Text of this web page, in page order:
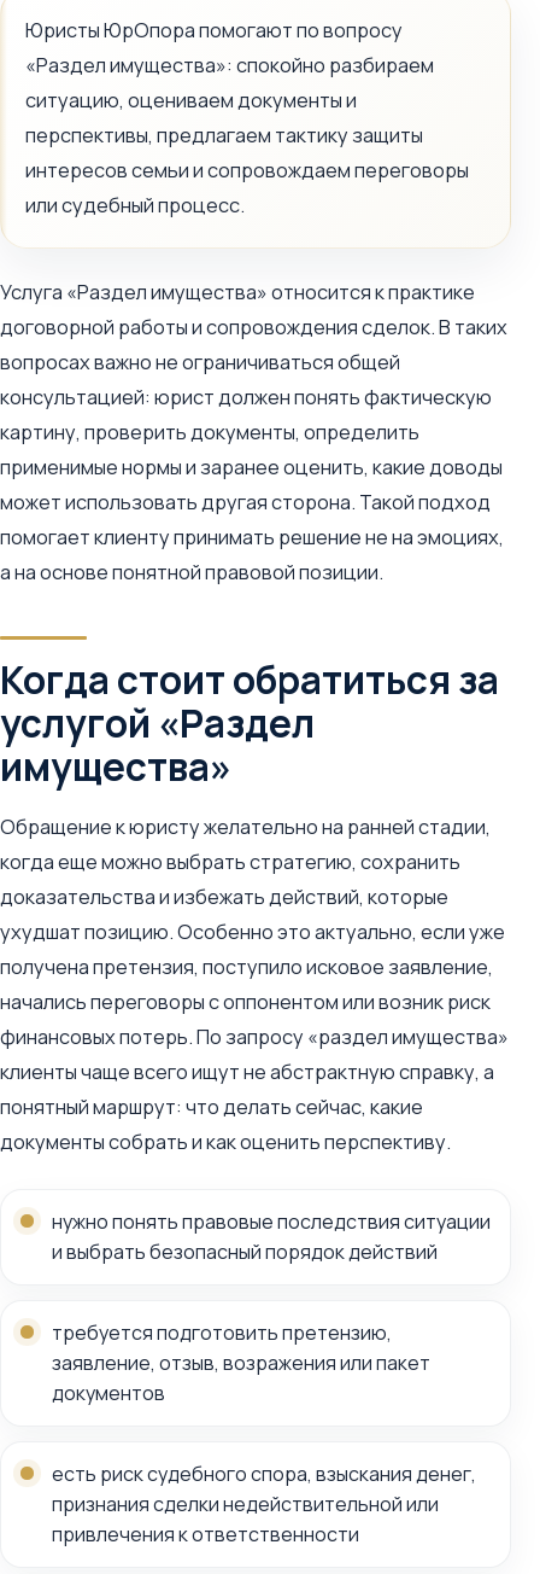
Юристы ЮрОпора помогают по вопросу
«Раздел имущества»: спокойно разбираем
ситуацию, оцениваем документы и
перспективы, предлагаем тактику защиты
интересов семьи и сопровождаем переговоры
или судебный процесс.
Услуга «Раздел имущества» относится к практике
договорной работы и сопровождения сделок. В таких
вопросах важно не ограничиваться общей
консультацией: юрист должен понять фактическую
картину, проверить документы, определить
применимые нормы и заранее оценить, какие доводы
может использовать другая сторона. Такой подход
помогает клиенту принимать решение не на эмоциях,
а на основе понятной правовой позиции.
Когда стоит обратиться за
услугой «Раздел
имущества»
Обращение к юристу желательно на ранней стадии,
когда еще можно выбрать стратегию, сохранить
доказательства и избежать действий, которые
ухудшат позицию. Особенно это актуально, если уже
получена претензия, поступило исковое заявление,
начались переговоры с оппонентом или возник риск
финансовых потерь. По запросу «раздел имущества»
клиенты чаще всего ищут не абстрактную справку, а
понятный маршрут: что делать сейчас, какие
документы собрать и как оценить перспективу.
нужно понять правовые последствия ситуации
и выбрать безопасный порядок действий
требуется подготовить претензию,
заявление, отзыв, возражения или пакет
документов
есть риск судебного спора, взыскания денег,
признания сделки недействительной или
привлечения к ответственности